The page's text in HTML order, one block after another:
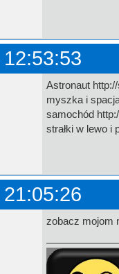
Astronaut
myszka i
samochód
strałki w lewo i
zobacz mojom